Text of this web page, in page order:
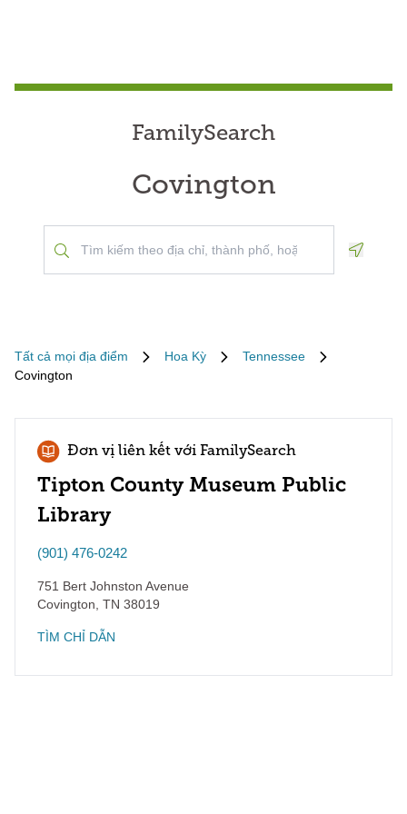
FamilySearch
Covington
Tất cả mọi địa điểm Hoa Kỳ
Tennessee
Covington
Đơn vị liên kết với FamilySearch
Tipton County Museum Public
Library
(901) 476-0242
751 Bert Johnston Avenue
Covington TN 38019
TÌM CHỈ DẪN